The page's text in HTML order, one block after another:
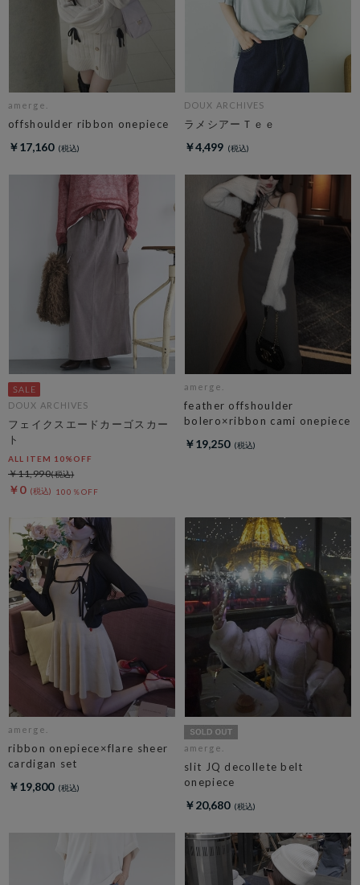
amerge.
offshoulder ribbon onepiece
￥17,160
DOUX ARCHIVES
ラメシアーＴｅｅ
￥4,499
DOUX ARCHIVES
フェイクスエードカーゴスカー
ト
ALL ITEM 10%OFF
￥0 100％OFF
￥11,990
amerge.
feather offshoulder
bolero×ribbon cami onepiece
￥19,250
amerge.
ribbon onepiece×flare sheer
cardigan set
￥19,800
amerge.
slit JQ decollete belt
onepiece
￥20,680